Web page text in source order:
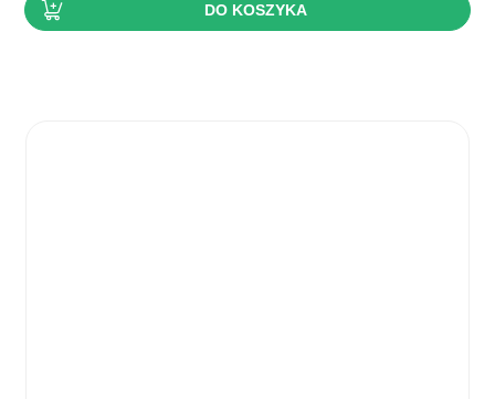
DO KOSZYKA